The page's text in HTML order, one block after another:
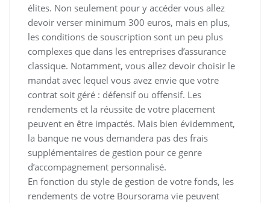
élites. Non seulement pour y accéder vous allez
devoir verser minimum 300 euros, mais en plus,
les conditions de souscription sont un peu plus
complexes que dans les entreprises d’assurance
classique. Notamment, vous allez devoir choisir le
mandat avec lequel vous avez envie que votre
contrat soit géré : défensif ou offensif. Les
rendements et la réussite de votre placement
peuvent en être impactés. Mais bien évidemment,
la banque ne vous demandera pas des frais
supplémentaires de gestion pour ce genre
d’accompagnement personnalisé.
En fonction du style de gestion de votre fonds, les
rendements de votre Boursorama vie peuvent